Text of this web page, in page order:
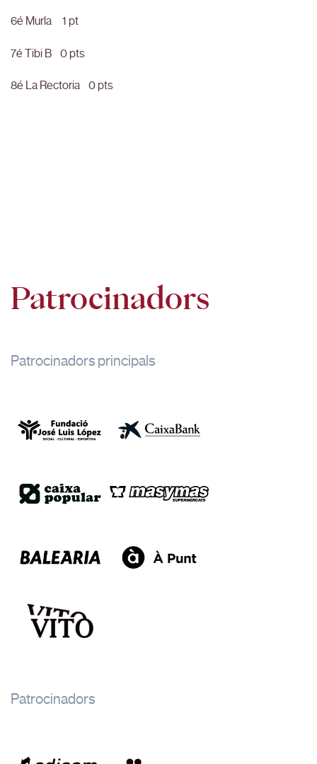
6é Murla 1 pt
7é Tibi B 0 pts
8é La Rectoria 0 pts
Patrocinadors
Patrocinadors principals
Patrocinadors